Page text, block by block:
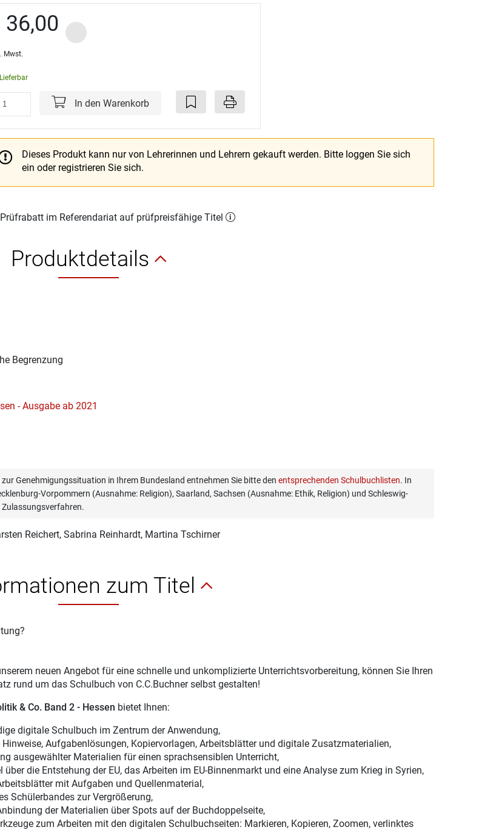
36,00
Mwst.
Lieferbar
In den Warenkorb
Dieses Produkt kann nur von Lehrerinnen und Lehrern gekauft werden. Bitte loggen Sie sich
ein oder registrieren Sie sich.
im Referendariat auf prüfpreisfähige Titel
Produktdetails
Begrenzung
- Ausgabe ab 2021
Genehmigungssituation in Ihrem Bundesland entnehmen Sie bitte den entsprechenden Schulbuchlisten. In
Vorpommern (Ausnahme: Religion), Saarland, Sachsen (Ausnahme: Ethik, Religion) und Schleswig-
Reichert, Sabrina Reinhardt, Martina Tschirner
zum Titel
neuen Angebot für eine schnelle und unkomplizierte Unterrichtsvorbereitung, können Sie Ihren
rund um das Schulbuch von C.C.Buchner selbst gestalten!
& Co. Band 2 - Hessen bietet Ihnen:
digitale Schulbuch im Zentrum der Anwendung,
Aufgabenlösungen, Kopiervorlagen, Arbeitsblätter und digitale Zusatzmaterialien,
ausgewählter Materialien für einen sprachsensiblen Unterricht,
die Entstehung der EU, das Arbeiten im EU-Binnenmarkt und eine Analyse zum Krieg in Syrien,
mit Aufgaben und Quellenmaterial,
Schülerbandes zur Vergrößerung,
der Materialien über Spots auf der Buchdoppelseite,
zum Arbeiten mit den digitalen Schulbuchseiten: Markieren, Kopieren, Zoomen, verlinktes